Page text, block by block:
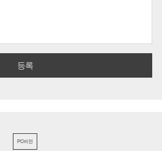
PC버전